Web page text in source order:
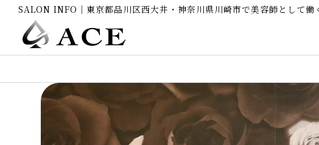
SALON INFO｜東京都品川区西大井・神奈川県川崎市で美容師として働